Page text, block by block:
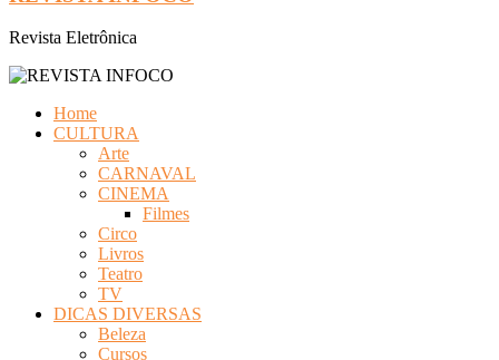
Revista Eletrônica
Home
CULTURA
Arte
CARNAVAL
CINEMA
Filmes
Circo
Livros
Teatro
TV
DICAS DIVERSAS
Beleza
Cursos